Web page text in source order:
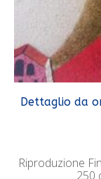
Dettaglio da
Riproduzione
250